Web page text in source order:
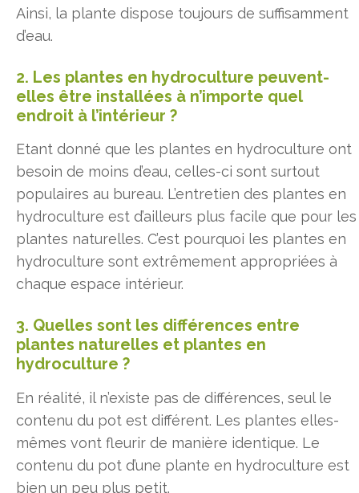
Ainsi, la plante dispose toujours de suffisamment
d’eau.
2. Les plantes en hydroculture peuvent-
elles être installées à n’importe quel
endroit à l’intérieur ?
Etant donné que les plantes en hydroculture ont
besoin de moins d’eau, celles-ci sont surtout
populaires au bureau. L’entretien des plantes en
hydroculture est d’ailleurs plus facile que pour les
plantes naturelles. C’est pourquoi les plantes en
hydroculture sont extrêmement appropriées à
chaque espace intérieur.
3. Quelles sont les différences entre
plantes naturelles et plantes en
hydroculture ?
En réalité, il n’existe pas de différences, seul le
contenu du pot est différent. Les plantes elles-
mêmes vont fleurir de manière identique. Le
contenu du pot d’une plante en hydroculture est
bien un peu plus petit.